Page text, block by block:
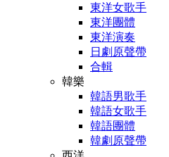
東洋女歌手
東洋團體
東洋演奏
日劇原聲帶
合輯
韓樂
韓語男歌手
韓語女歌手
韓語團體
韓劇原聲帶